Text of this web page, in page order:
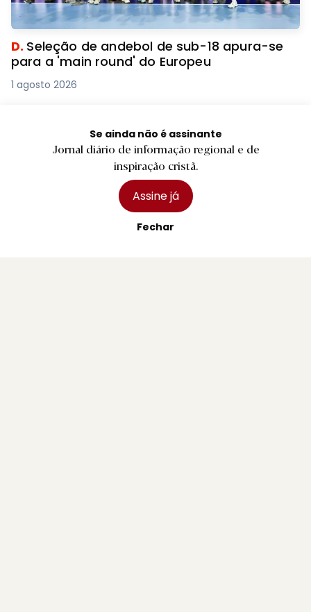
D. Seleção de andebol de sub-18 apura-se
para a 'main round' do Europeu
1 agosto 2026
Se ainda não é assinante
Jornal diário de informação regional e de
inspiração cristã.
Assine já
Fechar